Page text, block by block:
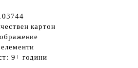
картон
9+ години